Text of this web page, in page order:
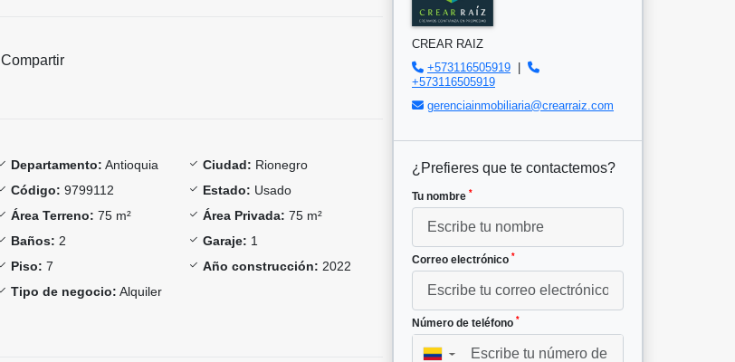
Compartir
Departamento: Antioquia Ciudad: Rionegro
Código: 9799112 Estado: Usado
Área Terreno: 75 m² Área Privada: 75 m²
Baños: 2 Garaje: 1
Piso: 7 Año construcción: 2022
Tipo de negocio: Alquiler
CREAR RAIZ
+573116505919 |
+573116505919
gerenciainmobiliaria@crearraiz.com
¿Prefieres que te contactemos?
Tu nombre *
Correo electrónico *
Número de teléfono *
▼